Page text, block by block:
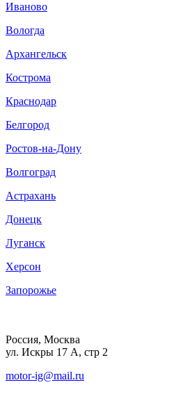
Иваново
Вологда
Архангельск
Кострома
Краснодар
Белгород
Ростов-на-Дону
Волгоград
Астрахань
Донецк
Луганск
Херсон
Запорожье
Россия, Москва
ул. Искры 17 А, стр 2
motor-ig@mail.ru